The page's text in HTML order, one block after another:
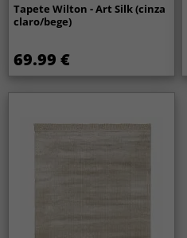
Tapete Wilton - Art Silk (cinza
claro/bege)
69.99 €